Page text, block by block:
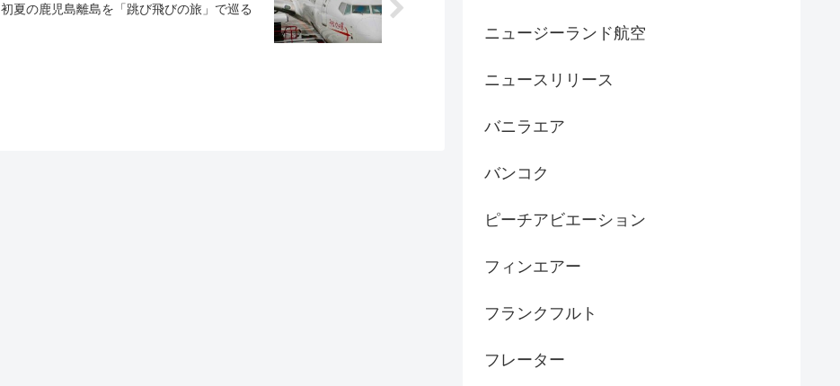
初夏の鹿児島離島を「跳び飛びの旅」で巡る
ニュージーランド航空
ニュースリリース
バニラエア
バンコク
ピーチアビエーション
フィンエアー
フランクフルト
フレーター